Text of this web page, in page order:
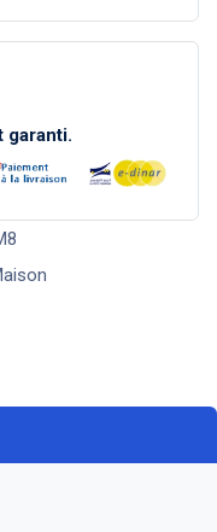
garanti.